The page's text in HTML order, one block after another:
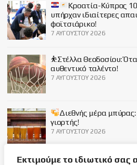
Εκτιμούμε το ιδιωτικό σας
Κροατία-Κύπρος
υπήρχαν ιδιαίτερες
φοϊτσιάρικο!
7 ΑΥΓΟΎΣΤΟΥ 2026
⛹️Στέλλα Θεοδοσίου:
αυθεντικό ταλέντο!
7 ΑΥΓΟΎΣΤΟΥ 2026
Διεθνής μέρα
γιορτής!
7 ΑΥΓΟΎΣΤΟΥ 2026